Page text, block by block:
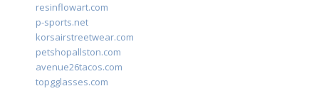
resinflowart.com
p-sports.net
korsairstreetwear.com
petshopallston.com
avenue26tacos.com
topgglasses.com